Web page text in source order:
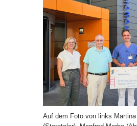
Auf dem Foto von links